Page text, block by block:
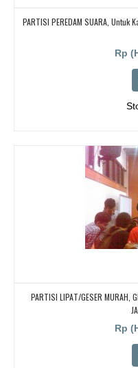
PARTISI PEREDAM SUARA, Untuk
Rp
PARTISI LIPAT/GESER MURAH,
Rp